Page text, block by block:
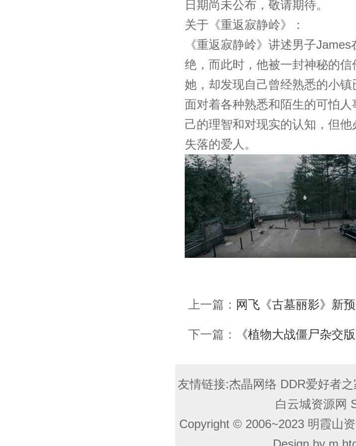
日期尚未公布，敬请期待。
关于《重返寂静岭》：
《重返寂静岭》讲述男子
绝，而此时，他被一封神秘的
她，却发现自己曾经熟悉的小镇
面对着各种熟悉和陌生的可怕
己的理智和对现实的认知，但
失落的爱人。
上一篇： 网飞《古墓丽影》新预告公
下一篇： 《植物大战僵尸杂交版》
友情链接:杰晶网络 DDR爱好者之
白云城资源网
Copyright © 2006~2023 明霞山